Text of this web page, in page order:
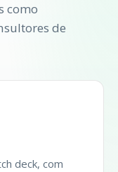
como
de
deck, com